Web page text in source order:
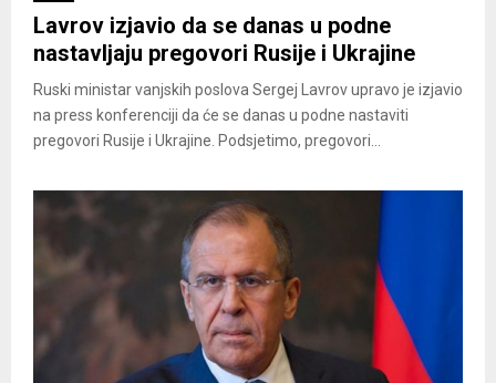
Lavrov izjavio da se danas u podne
nastavljaju pregovori Rusije i Ukrajine
Ruski ministar vanjskih poslova Sergej Lavrov upravo je izjavio
na press konferenciji da će se danas u podne nastaviti
pregovori Rusije i Ukrajine. Podsjetimo, pregovori...